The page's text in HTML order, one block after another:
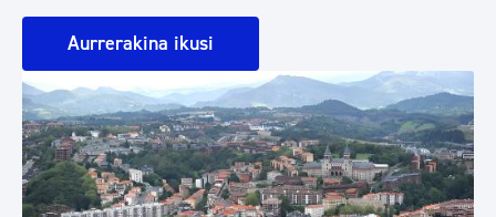
Aurrerakina ikusi